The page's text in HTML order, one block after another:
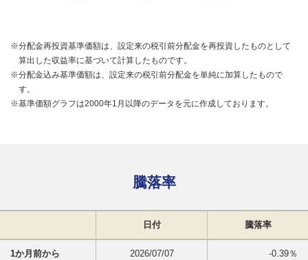
※分配金再投資基準価額は、設定来の税引前分配金を再投資したものとして
算出した収益率に基づいて計算したものです。
※分配金込み基準価額は、設定来の税引前分配金を単純に加算したもので
す。
※基準価額グラフは2000年1月以降のデータを元に作成しております。
騰落率
日付 騰落率
1か月前から 2026/07/07 -0.39％